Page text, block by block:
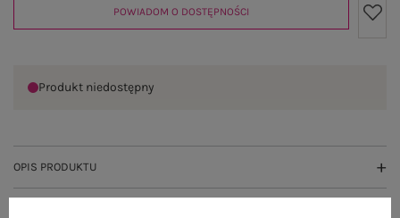
POWIADOM O DOSTĘPNOŚCI
Produkt niedostępny
OPIS PRODUKTU